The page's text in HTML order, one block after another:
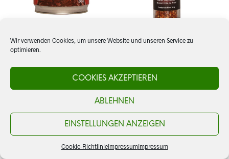
Wir verwenden Cookies, um unsere Website und unseren Service zu
optimieren.
COOKIES AKZEPTIEREN
ABLEHNEN
EINSTELLUNGEN ANZEIGEN
Cookie-RichtlinieImpressumImpressum
Adobo, La Costeña